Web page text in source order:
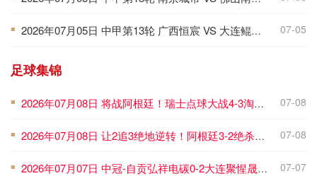
■ 2026年07月05日 中甲第13轮 广西恒宸 VS 大连鲲城 全场录像 07-05
足球集锦
■ 2026年07月08日 将战阿根廷！瑞士点球大战4-3淘汰哥伦比亚 D·桑切斯、库乔失点 07-08
■ 2026年07月08日 让2追3绝地逆转！阿根廷3-2绝杀埃及进8强 梅西传射+失点恩佐绝杀 07-08
■ 2026年07月07日 中冠-自贡弘祥电碳0-2大连聚惺晟恒 马灿杰破门 07-07